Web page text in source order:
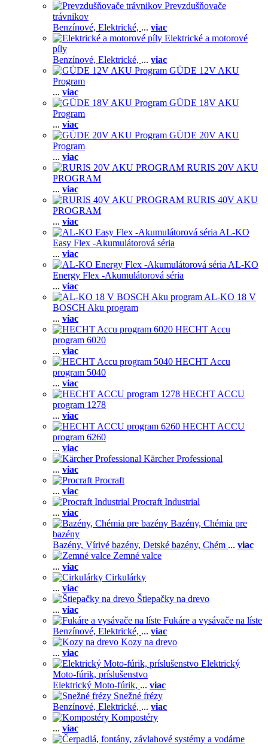
Prevzdušňovače
trávnikov
Benzínové, Elektrické, ... viac
Elektrické a motorové
píly
Benzínové, Elektrické, ... viac
GÜDE 12V AKU
Program
... viac
GÜDE 18V AKU
Program
... viac
GÜDE 20V AKU
Program
... viac
RURIS 20V AKU
PROGRAM
... viac
RURIS 40V AKU
PROGRAM
... viac
AL-KO
Easy Flex -Akumulátorová séria
... viac
AL-KO
Energy Flex -Akumulátorová séria
... viac
AL-KO 18 V
BOSCH Aku program
... viac
HECHT Accu
program 6020
... viac
HECHT Accu
program 5040
... viac
HECHT ACCU
program 1278
... viac
HECHT ACCU
program 6260
... viac
Kärcher Professional
... viac
Procraft
... viac
Procraft Industrial
... viac
Bazény, Chémia pre
bazény
Bazény, Vírivé bazény, Detské bazény, Chém ... viac
Zemné valce
... viac
Cirkulárky
... viac
Štiepačky na drevo
... viac
Fukáre a vysávače na líste
Benzínové, Elektrické, ... viac
Kozy na drevo
... viac
Elektrický
Moto-fúrik, príslušenstvo
Elektrický Moto-fúrik, ... viac
Snežné frézy
Benzínové, Elektrické, ... viac
Kompostéry
... viac